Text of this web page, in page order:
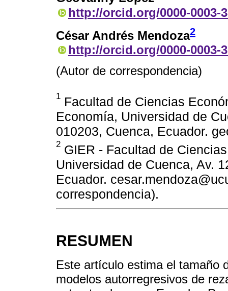
http://orcid.org/0000-0003-
César Andrés Mendoza2
http://orcid.org/0000-0003-
(Autor de correspondencia)
1 Facultad de Ciencias
Economía, Universidad de
010203, Cuenca, Ecuador.
2 GIER - Facultad de
Universidad de Cuenca, Av.
Ecuador.
correspondencia).
RESUMEN
Este artículo estima el tamaño
modelos autorregresivos de